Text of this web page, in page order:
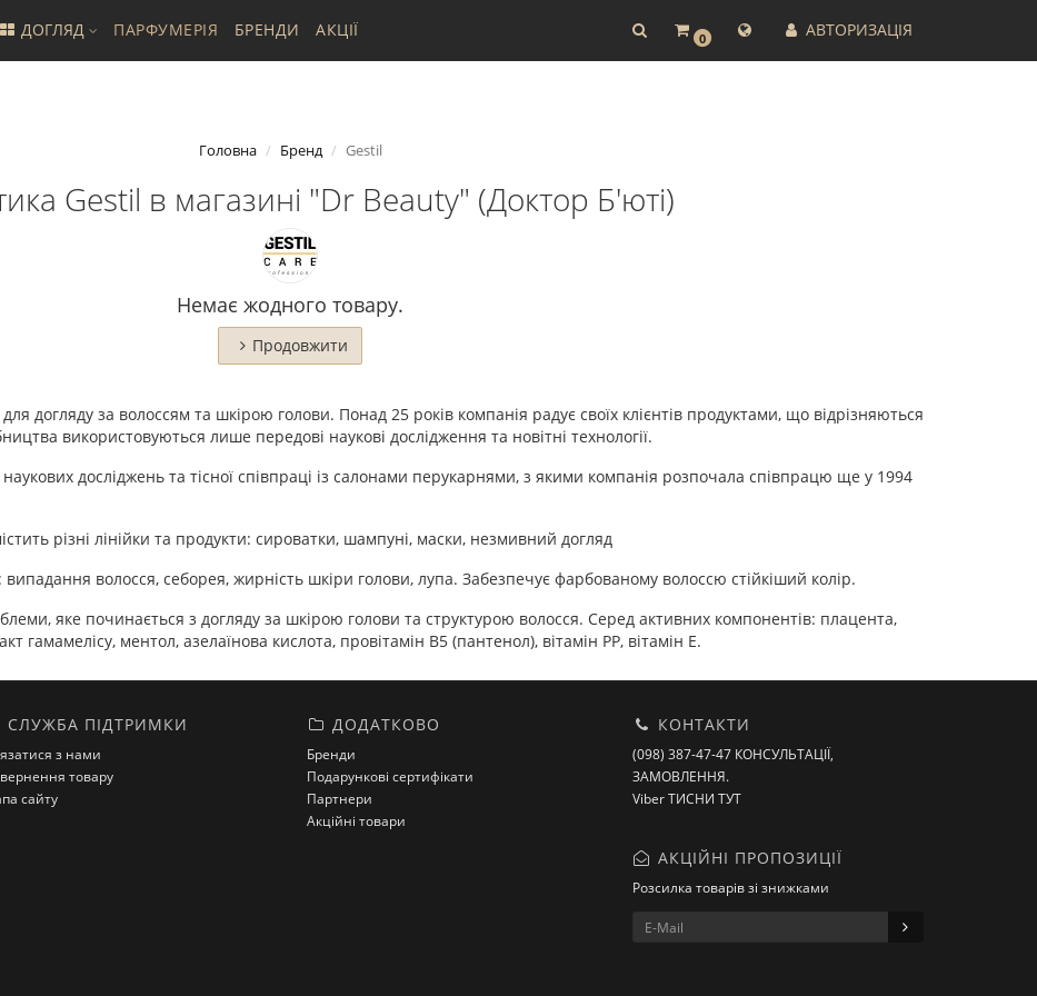
0 АВТОРИЗАЦІЯ
ДОГЛЯД ПАРФУМЕРІЯ БРЕНДИ АКЦІЇ
Головна Бренд Gestil
Gestil в магазині "Dr Beauty" (Доктор Б'юті)
Немає жодного товару.
Продовжити
догляду за волоссям та шкірою голови. Понад 25 років компанія радує своїх клієнтів продуктами, що відрізняються
використовуються лише передові наукові дослідження та новітні технології.
досліджень та тісної співпраці із салонами перукарнями, з якими компанія розпочала співпрацю ще у 1994
різні лінійки та продукти: сироватки, шампуні, маски, незмивний догляд
волосся, себорея, жирність шкіри голови, лупа. Забезпечує фарбованому волоссю стійкіший колір.
яке починається з догляду за шкірою голови та структурою волосся. Серед активних компонентів: плацента,
гамамелісу, ментол, азелаїнова кислота, провітамін B5 (пантенол), вітамін PP, вітамін Е.
СЛУЖБА ПІДТРИМКИ
з нами
товару
сайту
ДОДАТКОВО
Бренди
Подарункові сертифікати
Партнери
Акційні товари
КОНТАКТИ
(098) 387-47-47 КОНСУЛЬТАЦІЇ,
ЗАМОВЛЕННЯ.
Viber ТИСНИ ТУТ
АКЦІЙНІ ПРОПОЗИЦІЇ
Розсилка товарів зі знижками